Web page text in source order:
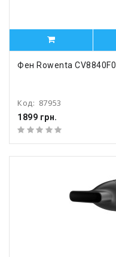
Фен Rowenta CV8840F0
Код: 87953
1899 грн.